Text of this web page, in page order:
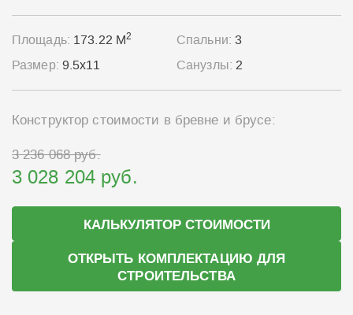
Площадь: 173.22 М2
Размер: 9.5x11
Спальни:3
Санузлы:2
Конструктор стоимости в бревне и брусе:
3 236 068 руб.
3 028 204 руб.
КАЛЬКУЛЯТОР СТОИМОСТИ
ОТКРЫТЬ КОМПЛЕКТАЦИЮ ДЛЯ
СТРОИТЕЛЬСТВА